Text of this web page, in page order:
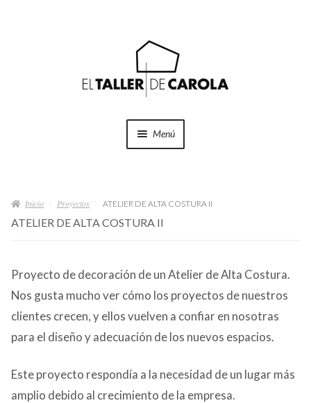
Menú
PROYECTOS
QUIÉNES SOMOS
CONTACTO
Inicio Proyectos ATELIER DE ALTA COSTURA II
ATELIER DE ALTA COSTURA II
Proyecto de decoración de un Atelier de Alta Costura.
Nos gusta mucho ver cómo los proyectos de nuestros
clientes crecen, y ellos vuelven a confiar en nosotras
para el diseño y adecuación de los nuevos espacios.
Este proyecto respondía a la necesidad de un lugar más
amplio debido al crecimiento de la empresa.